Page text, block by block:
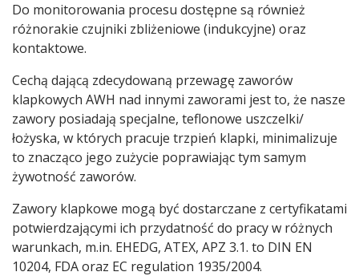
Do monitorowania procesu dostępne są również
różnorakie czujniki zbliżeniowe (indukcyjne) oraz
kontaktowe.
Cechą dającą zdecydowaną przewagę zaworów
klapkowych AWH nad innymi zaworami jest to, że nasze
zawory posiadają specjalne, teflonowe uszczelki/
łożyska, w których pracuje trzpień klapki, minimalizuje
to znacząco jego zużycie poprawiając tym samym
żywotność zaworów.
Zawory klapkowe mogą być dostarczane z certyfikatami
potwierdzającymi ich przydatność do pracy w różnych
warunkach, m.in. EHEDG, ATEX, APZ 3.1. to DIN EN
10204, FDA oraz EC regulation 1935/2004.